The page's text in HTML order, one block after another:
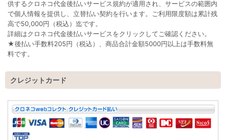
供するクロネコ代金後払いサービス規約が適用され、サービスの範囲内
で個人情報を提供し、立替払い契約を行います。ご利用限度額は累計残
高で50,000円（税込）迄です。
詳細はクロネコ代金後払いサービスをクリックしてご確認ください。
★後払い手数料205円（税込）、商品合計金額5000円以上は手数料無
料です。
クレジットカード